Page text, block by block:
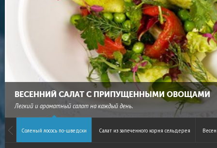
ВЕСЕННИЙ САЛАТ С ПРИПУЩЕННЫМИ ОВОЩАМИ
Легкий и ароматный салат на каждый день.
Соленый лосось по-шведски Салат из запеченного корня сельдерея